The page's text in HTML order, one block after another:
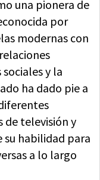
una pionera de
por
modernas con
y la
ha dado pie a
de televisión y
habilidad para
a lo largo